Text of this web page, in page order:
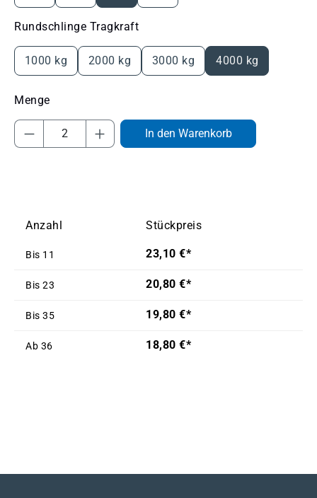
Rundschlinge Tragkraftauswählen
1000 kg 2000 kg 3000 kg 4000 kg
Produkt Anzahl: Gib den gewünschten
In den Warenkorb
Anzahl Stückpreis
Bis 11 23,10 €*
Bis 23 20,80 €*
Bis 35 19,80 €*
Ab 36 18,80 €*